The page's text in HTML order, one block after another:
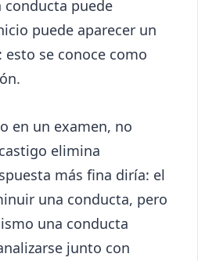
puede
puede aparecer un
se conoce como
en un examen, no
elimina
más fina diría: el
una conducta, pero
una conducta
junto con